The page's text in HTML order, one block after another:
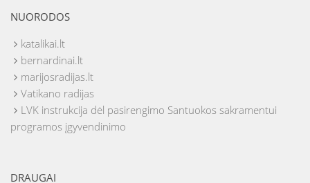
NUORODOS
katalikai.lt
bernardinai.lt
marijosradijas.lt
Vatikano radijas
LVK instrukcija dėl pasirengimo Santuokos sakramentui
programos įgyvendinimo
DRAUGAI